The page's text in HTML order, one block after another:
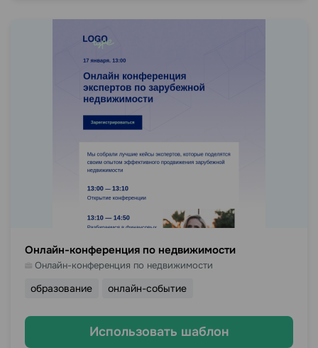
Онлайн-конференция по недвижимости
Онлайн-конференция по недвижимости
образование онлайн-событие
Использовать шаблон